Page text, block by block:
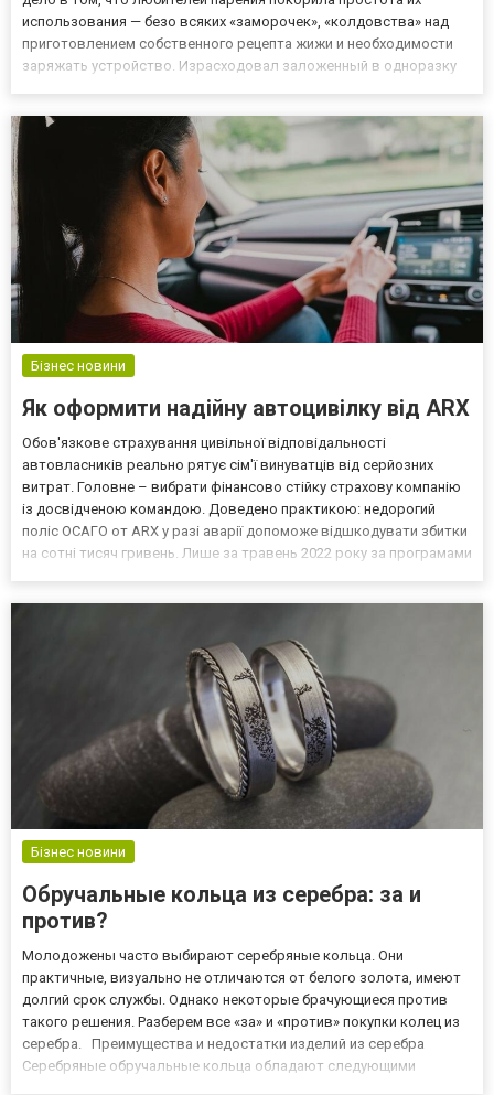
использования — безо всяких «заморочек», «колдовства» над
приготовлением собственного рецепта жижи и необходимости
заряжать устройство. Израсходовал заложенный в одноразку
Бізнес новини
Як оформити надійну автоцивілку від ARX
Обов'язкове страхування цивільної відповідальності
автовласників реально рятує сім'ї винуватців від серйозних
витрат. Головне – вибрати фінансово стійку страхову компанію
із досвідченою командою. Доведено практикою: недорогий
поліс ОСАГО от ARX у разі аварії допоможе відшкодувати збитки
на сотні тисяч гривень. Лише за травень 2022 року за програмами
Бізнес новини
Обручальные кольца из серебра: за и
против?
Молодожены часто выбирают серебряные кольца. Они
практичные, визуально не отличаются от белого золота, имеют
долгий срок службы. Однако некоторые брачующиеся против
такого решения. Разберем все «за» и «против» покупки колец из
серебра. Преимущества и недостатки изделий из серебра
Серебряные обручальные кольца обладают следующими